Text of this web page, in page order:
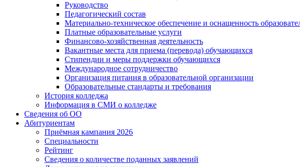
Руководство
Педагогический состав
Материально-техническое обеспечение и оснащенность
Платные образовательные услуги
Финансово-хозяйственная деятельность
Вакантные места для приема (перевода) обучающихся
Стипендии и меры поддержки обучающихся
Международное сотрудничество
Организация питания в образовательной организации
Образовательные стандарты и требования
История колледжа
Информация в СМИ о колледже
Сведения об ОО
Абитуриентам
Приёмная кампания 2026
Специальности
Рейтинг
Сведения о количестве поданных заявлений